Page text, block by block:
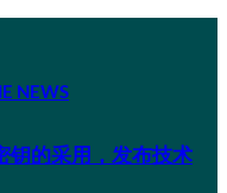
NEWS
钥的采用，发布技术